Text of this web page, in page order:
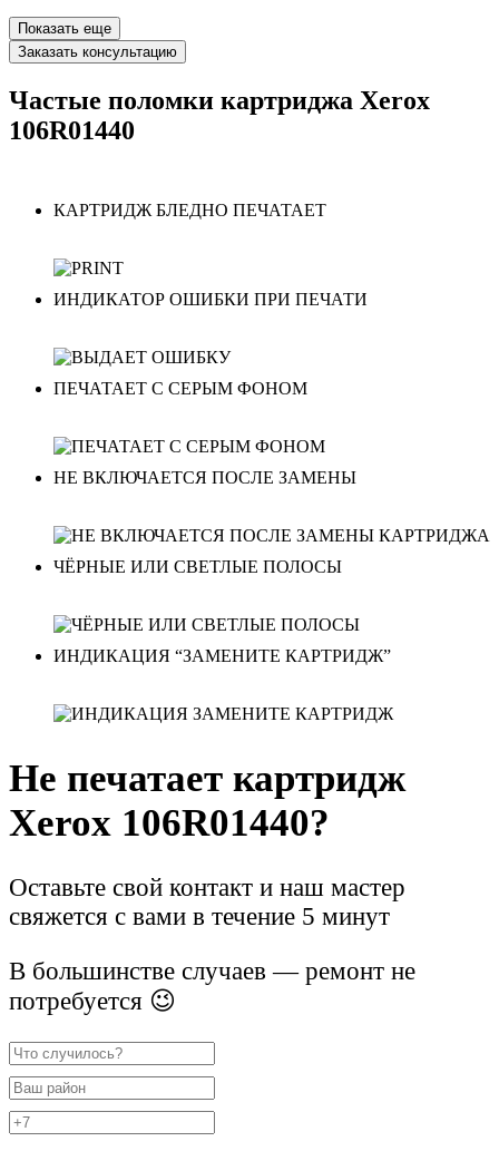
Показать еще
Заказать консультацию
Частые поломки картриджа Xerox
106R01440
КАРТРИДЖ БЛЕДНО ПЕЧАТАЕТ
ИНДИКАТОР ОШИБКИ ПРИ ПЕЧАТИ
ПЕЧАТАЕТ С СЕРЫМ ФОНОМ
НЕ ВКЛЮЧАЕТСЯ ПОСЛЕ ЗАМЕНЫ
ЧЁРНЫЕ ИЛИ СВЕТЛЫЕ ПОЛОСЫ
ИНДИКАЦИЯ “ЗАМЕНИТЕ КАРТРИДЖ”
Не печатает картридж
Xerox 106R01440?
Оставьте свой контакт и наш мастер
свяжется с вами в течение 5 минут
В большинстве случаев — ремонт не
потребуется 😉